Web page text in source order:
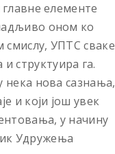
елементе
оном ко
смислу, УПТС сваке
структуира га.
нека нова сазнања,
и који још увек
у начину
Удружења